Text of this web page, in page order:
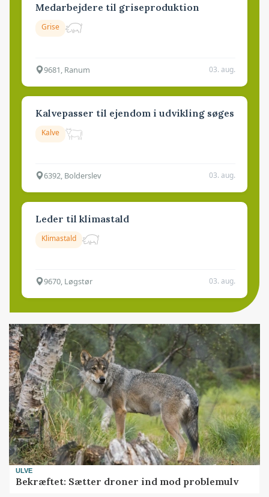
Medarbejdere til griseproduktion
Grise
9681, Ranum 03. aug.
Kalvepasser til ejendom i udvikling søges
Kalve
6392, Bolderslev 03. aug.
Leder til klimastald
Klimastald
9670, Løgstør 03. aug.
ULVE
Bekræftet: Sætter droner ind mod problemulv